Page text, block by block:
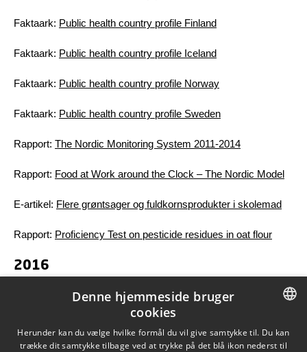
Faktaark: Public health country profile Finland
Faktaark: Public health country profile Iceland
Faktaark: Public health country profile Norway
Faktaark: Public health country profile Sweden
Rapport: The Nordic Monitoring System 2011-2014
Rapport: Food at Work around the Clock – The Nordic Model
E-artikel: Flere grøntsager og fuldkornsprodukter i skolemad
Rapport: Proficiency Test on pesticide residues in oat flour
2016
The External Quality Assurance System of the WHO
Global Foodborne Infections Network, 2016
Rapport:Annual Report on Zoonoses in Denmark 2016DANISH
Denne hjemmeside bruger
cookies
Herunder kan du vælge hvilke formål du vil give samtykke til. Du kan
trække dit samtykke tilbage ved at trykke på det blå ikon nederst til